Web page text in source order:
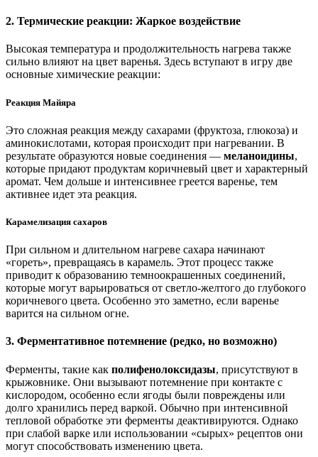
2. Термические реакции: Жаркое воздействие
Высокая температура и продолжительность нагрева также
сильно влияют на цвет варенья. Здесь вступают в игру две
основные химические реакции:
Реакция Майяра
Это сложная реакция между сахарами (фруктоза, глюкоза) и
аминокислотами, которая происходит при нагревании. В
результате образуются новые соединения — меланоидины,
которые придают продуктам коричневый цвет и характерный
аромат. Чем дольше и интенсивнее греется варенье, тем
активнее идет эта реакция.
Карамелизация сахаров
При сильном и длительном нагреве сахара начинают
«гореть», превращаясь в карамель. Этот процесс также
приводит к образованию темноокрашенных соединений,
которые могут варьироваться от светло-желтого до глубокого
коричневого цвета. Особенно это заметно, если варенье
варится на сильном огне.
3. Ферментативное потемнение (редко, но возможно)
Ферменты, такие как полифенолоксидазы, присутствуют в
крыжовнике. Они вызывают потемнение при контакте с
кислородом, особенно если ягоды были повреждены или
долго хранились перед варкой. Обычно при интенсивной
тепловой обработке эти ферменты деактивируются. Однако
при слабой варке или использовании «сырых» рецептов они
могут способствовать изменению цвета.